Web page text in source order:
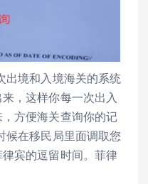
出境和入境海关的系统
，这样你每一次出入
方便海关查询你的记
候在移民局里面调取您
宾的逗留时间。菲律